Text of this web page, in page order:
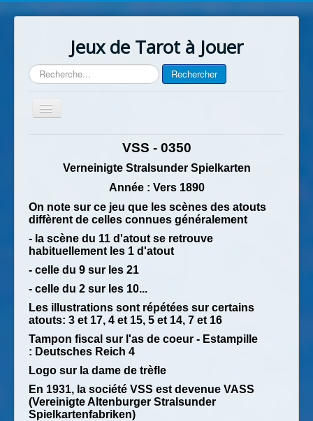
Jeux de Tarot à Jouer
Rechercher Rechercher
Basculer
la
Contact
VSS - 0350
Verneinigte Stralsunder Spielkarten
Année : Vers 1890
On note sur ce jeu que les scènes des atouts
diffèrent de celles connues généralement
- la scène du 11 d'atout se retrouve
habituellement les 1 d'atout
- celle du 9 sur les 21
- celle du 2 sur les 10...
Les illustrations sont répétées sur certains
atouts: 3 et 17, 4 et 15, 5 et 14, 7 et 16
Tampon fiscal sur l'as de coeur - Estampille
: Deutsches Reich 4
Logo sur la dame de trèfle
En 1931, la société VSS est devenue VASS
(Vereinigte Altenburger Stralsunder
Spielkartenfabriken)